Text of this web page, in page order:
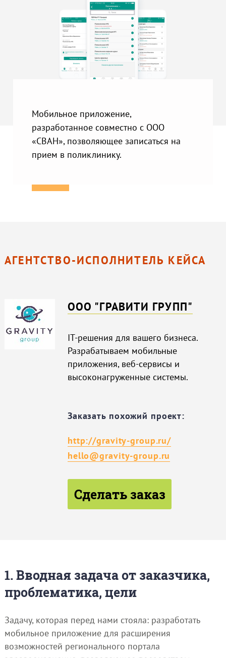
Мобильное приложение,
разработанное совместно с ООО
«СВАН», позволяющее записаться на
прием в поликлинику.
АГЕНТСТВО-ИСПОЛНИТЕЛЬ КЕЙСА
ООО "ГРАВИТИ ГРУПП"
IT-решения для вашего бизнеса.
Разрабатываем мобильные
приложения, веб-сервисы и
высоконагруженные системы.
Заказать похожий проект:
http://gravity-group.ru/
hello@gravity-group.ru
Сделать заказ
1. Вводная задача от заказчика,
проблематика, цели
Задачу, которая перед нами стояла: разработать
мобильное приложение для расширения
возможностей регионального портала